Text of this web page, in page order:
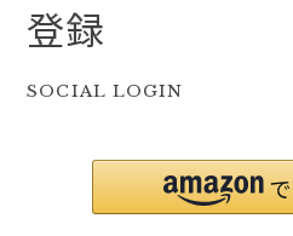
登録
SOCIAL LOGIN